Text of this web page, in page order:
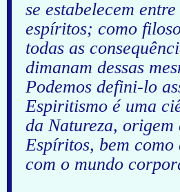
se estabelecem
espíritos; como
todas as
dimanam dessas
Podemos defini-lo
Espiritismo é uma
da Natureza, origem
Espíritos, bem como
com o mundo